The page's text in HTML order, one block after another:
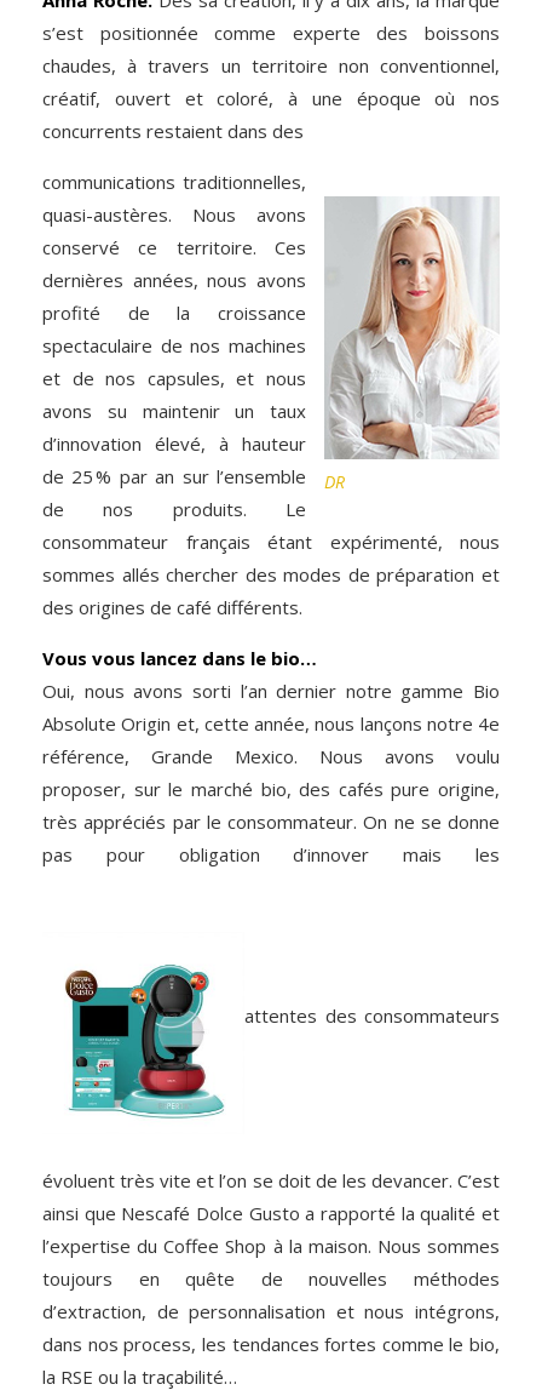
s’est positionnée comme experte des boissons
chaudes, à travers un territoire non conventionnel,
créatif, ouvert et coloré, à une époque où nos
concurrents restaient dans des
DR
communications traditionnelles,
quasi-austères. Nous avons
conservé ce territoire. Ces
dernières années, nous avons
profité de la croissance
spectaculaire de nos machines
et de nos capsules, et nous
avons su maintenir un taux
d’innovation élevé, à hauteur
de 25 % par an sur l’ensemble
de nos produits. Le
consommateur français étant expérimenté, nous
sommes allés chercher des modes de préparation et
des origines de café différents.
Vous vous lancez dans le bio…
Oui, nous avons sorti l’an dernier notre gamme Bio
Absolute Origin et, cette année, nous lançons notre 4e
référence, Grande Mexico. Nous avons voulu
proposer, sur le marché bio, des cafés pure origine,
très appréciés par le consommateur. On ne se donne
pas pour obligation d’innover mais les
attentes des consommateurs
évoluent très vite et l’on se doit de les devancer. C’est
ainsi que Nescafé Dolce Gusto a rapporté la qualité et
l’expertise du Coffee Shop à la maison. Nous sommes
toujours en quête de nouvelles méthodes
d’extraction, de personnalisation et nous intégrons,
dans nos process, les tendances fortes comme le bio,
la RSE ou la traçabilité…